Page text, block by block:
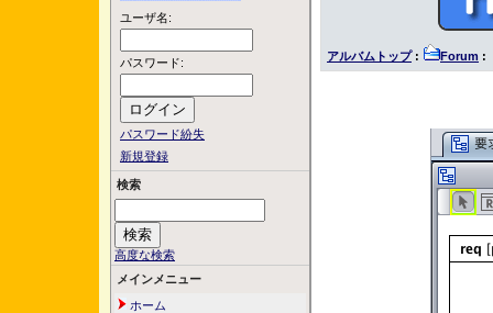
ユーザ名:
パスワード:
パスワード紛失
新規登録
検索
高度な検索
メインメニュー
ホーム
アルバムトップ: Forum :